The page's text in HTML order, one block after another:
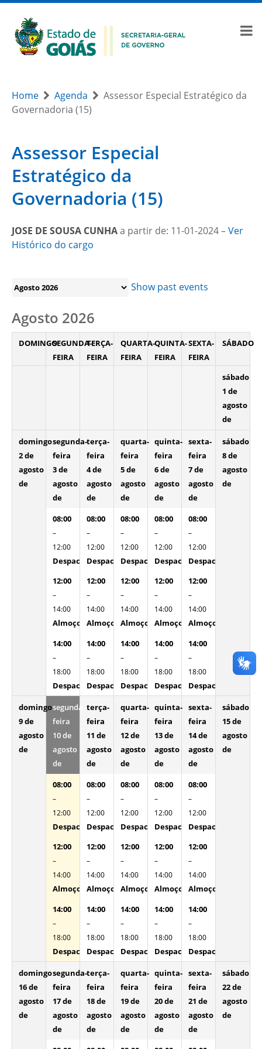
Home Agenda
Assessor Especial Estratégico da
Governadoria (15)
Assessor Especial
Estratégico da
Governadoria (15)
JOSE DE SOUSA CUNHAa partir de: 11-01-2024 –Ver
Histórico do cargo
selection
Show past events
Agosto 2026
DOMINGOSEGUNDA-
FEIRA
TERÇA-
FEIRA
QUARTA-
FEIRA
QUINTA-
FEIRA
SEXTA-
FEIRA
SÁBADO
sábado
1 de
agosto
de
domingo
2 de
agosto
de
segunda-
feira
3 de
agosto
de
08:00
–
12:00
Despacho Interno
12:00
–
14:00
Almoço
14:00
–
18:00
Despacho Interno
terça-
feira
4 de
agosto
de
08:00
–
12:00
Despacho Interno
12:00
–
14:00
Almoço
14:00
–
18:00
Despacho Interno
quarta-
feira
5 de
agosto
de
08:00
–
12:00
Despacho Interno
12:00
–
14:00
Almoço
14:00
–
18:00
Despacho Interno
quinta-
feira
6 de
agosto
de
08:00
–
12:00
Despacho Interno
12:00
–
14:00
Almoço
14:00
–
18:00
Despacho Interno
sexta-
feira
7 de
agosto
de
08:00
–
12:00
Despacho Interno
12:00
–
14:00
Almoço
14:00
–
18:00
Despacho Interno
sábado
8 de
agosto
de
domingo
9 de
agosto
de
segunda-
feira
10 de
agosto
de
08:00
–
12:00
Despacho Interno
12:00
–
14:00
Almoço
14:00
–
18:00
Despacho Interno
terça-
feira
11 de
agosto
de
08:00
–
12:00
Despacho Interno
12:00
–
14:00
Almoço
14:00
–
18:00
Despacho Interno
quarta-
feira
12 de
agosto
de
08:00
–
12:00
Despacho Interno
12:00
–
14:00
Almoço
14:00
–
18:00
Despacho Interno
quinta-
feira
13 de
agosto
de
08:00
–
12:00
Despacho Interno
12:00
–
14:00
Almoço
14:00
–
18:00
Despacho Interno
sexta-
feira
14 de
agosto
de
08:00
–
12:00
Despacho Interno
12:00
–
14:00
Almoço
14:00
–
18:00
Despacho Interno
sábado
15 de
agosto
de
domingo
16 de
agosto
de
segunda-
feira
17 de
agosto
de
terça-
feira
18 de
agosto
de
quarta-
feira
19 de
agosto
de
quinta-
feira
20 de
agosto
de
sexta-
feira
21 de
agosto
de
sábado
22 de
agosto
de